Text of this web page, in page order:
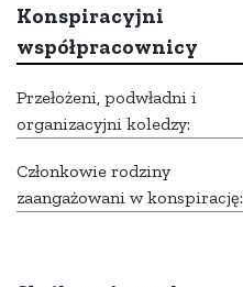
Konspiracyjni
współpracownicy
Przełożeni, podwładni i
organizacyjni koledzy:
Członkowie rodziny
zaangażowani w konspirację: